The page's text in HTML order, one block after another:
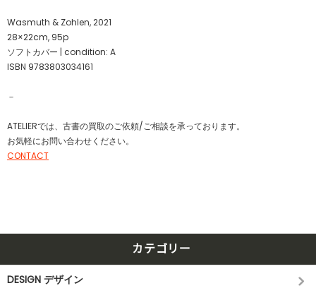
Wasmuth & Zohlen, 2021
28×22cm, 95p
ソフトカバー | condition: A
ISBN 9783803034161
－
ATELIERでは、古書の買取のご依頼/ご相談を承っております。
お気軽にお問い合わせください。
CONTACT
カテゴリー
DESIGN デザイン